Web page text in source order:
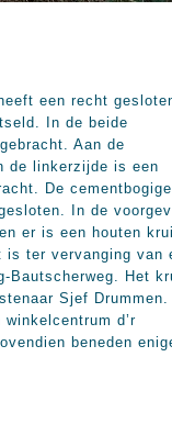
een recht
In de beide
Aan de
de linkerzijde is een
De cementbogige
In de
er is een houten
ter vervanging van
Bautscherweg. Het
Sjef Drummen.
d’r
beneden